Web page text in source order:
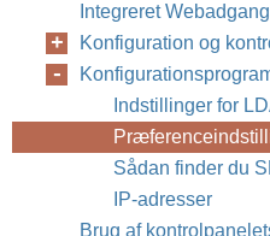
Integreret
Konfiguration og
Indstillinger for
Sådan finder du
IP-adresser
Brug af